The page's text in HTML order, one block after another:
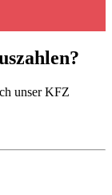
unser KFZ